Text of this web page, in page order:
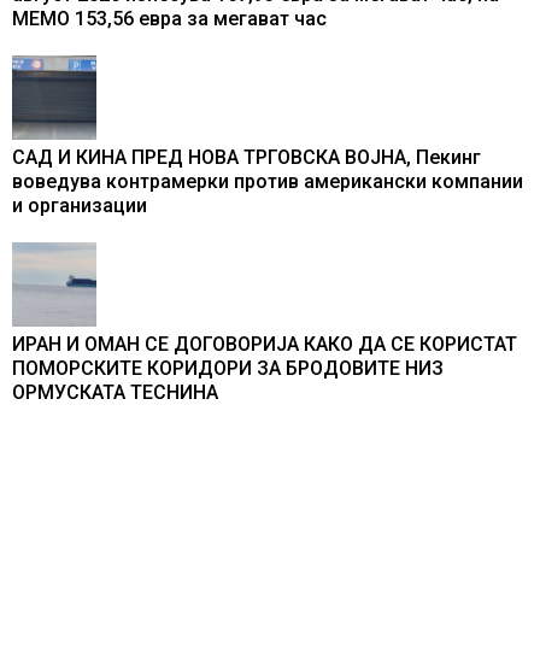
МЕМО 153,56 евра за мегават час
САД И КИНА ПРЕД НОВА ТРГОВСКА ВОЈНА, Пекинг
воведува контрамерки против американски компании
и организации
ИРАН И ОМАН СЕ ДОГОВОРИЈА КАКО ДА СЕ КОРИСТАТ
ПОМОРСКИТЕ КОРИДОРИ ЗА БРОДОВИТЕ НИЗ
ОРМУСКАТА ТЕСНИНА